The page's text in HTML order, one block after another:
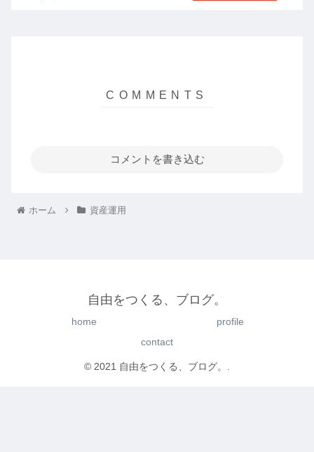
コメントを書き込む
ホーム 資産運用
自由をつくる、ブログ。
home
profile
contact
© 2021 自由をつくる、ブログ。.